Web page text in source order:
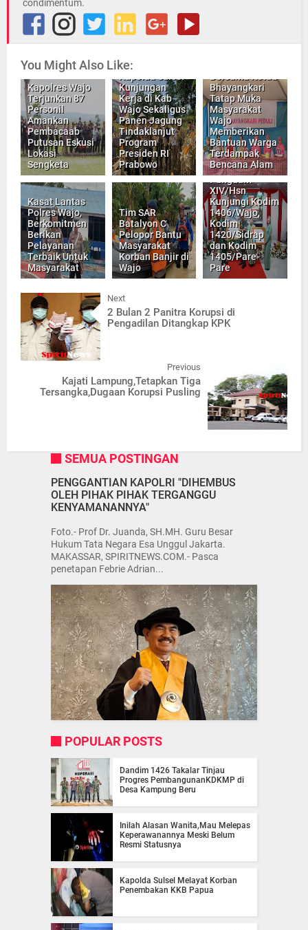
condimentum.
You Might Also Like:
Kapolres Wajo
Terjunkan 87
Personil
Amankan
Pembacaab
Putusan Eskusi
Lokasi
Sengketa
Kunjungan
Kerja di Kab
Wajo Sekaligus
Panen Jagung
Tindaklanjut
Program
Presiden RI
Prabowo
Bhayangkari
Tatap Muka
Masyarakat
Wajo
Memberikan
Bantuan Warga
Terdampak
Bencana Alam
Kasat Lantas
Polres Wajo,
Berkomitmen
Berikan
Pelayanan
Terbaik Untuk
Masyarakat
Tim SAR
Batalyon C
Pelopor Bantu
Masyarakat
Korban Banjir di
Wajo
XIV/Hsn
Kunjungi Kodim
1406/Wajo,
Kodim
1420/Sidrap
dan Kodim
1405/Pare-
Pare
Next
2 Bulan 2 Panitra Korupsi di
Pengadilan Ditangkap KPK
Previous
Kajati Lampung,Tetapkan Tiga
Tersangka,Dugaan Korupsi Pusling
SEMUA POSTINGAN
PENGGANTIAN KAPOLRI "DIHEMBUS
OLEH PIHAK PIHAK TERGANGGU
KENYAMANANNYA"
Foto.- Prof Dr. Juanda, SH.MH. Guru Besar
Hukum Tata Negara Esa Unggul Jakarta.
MAKASSAR, SPIRITNEWS.COM.- Pasca
penetapan Febrie Adrian...
POPULAR POSTS
Dandim 1426 Takalar Tinjau
Progres PembangunanKDKMP di
Desa Kampung Beru
Inilah Alasan Wanita,Mau Melepas
Keperawanannya Meski Belum
Resmi Statusnya
Kapolda Sulsel Melayat Korban
Penembakan KKB Papua